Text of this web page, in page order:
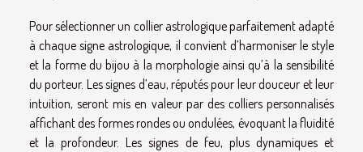
Pour sélectionner un collier astrologique parfaitement adapté
à chaque signe astrologique, il convient d’harmoniser le style
et la forme du bijou à la morphologie ainsi qu’à la sensibilité
du porteur. Les signes d’eau, réputés pour leur douceur et leur
intuition, seront mis en valeur par des colliers personnalisés
affichant des formes rondes ou ondulées, évoquant la fluidité
et la profondeur. Les signes de feu, plus dynamiques et